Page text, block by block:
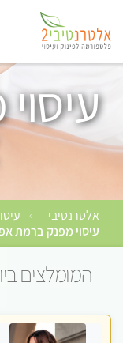
אלטרנטיבי ›
עיסוי מפנק ברמת
המומלצים